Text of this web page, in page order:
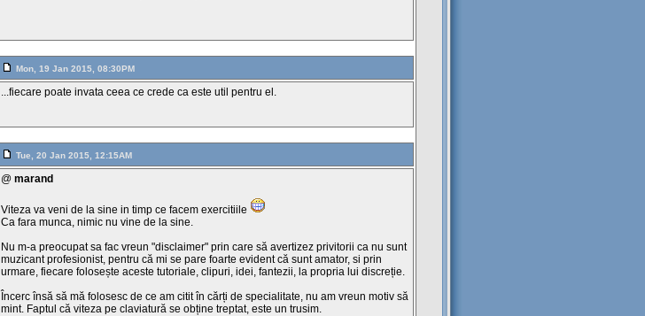
Mon, 19 Jan 2015, 08:30PM
...fiecare poate invata ceea ce crede ca este util pentru el.
Tue, 20 Jan 2015, 12:15AM
@ marand
Viteza va veni de la sine in timp ce facem exercitiile
Ca fara munca, nimic nu vine de la sine.
Nu m-a preocupat sa fac vreun "disclaimer" prin care să avertizez privitorii ca nu sunt
muzicant profesionist, pentru că mi se pare foarte evident că sunt amator, si prin
urmare, fiecare folosește aceste tutoriale, clipuri, idei, fantezii, la propria lui discreție.
Încerc însă să mă folosesc de ce am citit în cărți de specialitate, nu am vreun motiv să
mint. Faptul că viteza pe claviatură se obține treptat, este un trusim.